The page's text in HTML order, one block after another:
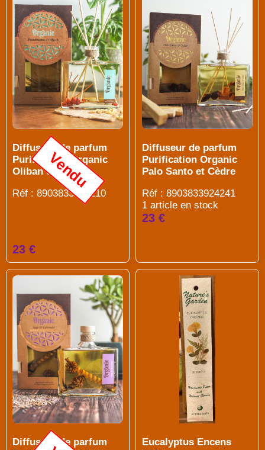
Diffuseur de parfum
Purification Organic
Oliban et Myrrhe
Réf : 8903833924210
Vendu
23 €
Diffuseur de parfum
Purification Organic
Palo Santo et Cèdre
Réf : 8903833924241
1 article en stock
23 €
Diffuseur de parfum
Eucalyptus Encens